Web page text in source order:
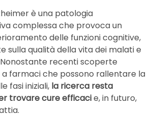
è una patologia
complessa che provoca un
delle funzioni cognitive,
sulla qualità della vita dei malati e
recenti scoperte
farmaci che possono rallentare la
fasi iniziali, la ricerca resta
trovare cure efficacie, in futuro,